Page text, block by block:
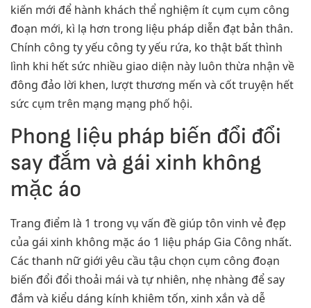
kiến mới để hành khách thể nghiệm ít cụm cụm công
đoạn mới, kì lạ hơn trong liệu pháp diễn đạt bản thân.
Chính công ty yếu công ty yếu rứa, ko thật bất thình
lình khi hết sức nhiều giao diện này luôn thừa nhận về
đông đảo lời khen, lượt thương mến và cốt truyện hết
sức cụm trên mạng mạng phố hội.
Phong liệu pháp biến đổi đổi
say đắm và gái xinh không
mặc áo
Trang điểm là 1 trong vụ vấn đề giúp tôn vinh vẻ đẹp
của gái xinh không mặc áo 1 liệu pháp Gia Công nhất.
Các thanh nữ giới yêu cầu tậu chọn cụm công đoạn
biến đổi đổi thoải mái và tự nhiên, nhẹ nhàng để say
đắm và kiểu dáng kính khiêm tốn, xinh xắn và dễ